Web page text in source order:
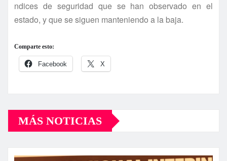
ndices de seguridad que se han observado en el
estado, y que se siguen manteniendo a la baja.
Comparte esto:
Facebook X
MÁS NOTICIAS